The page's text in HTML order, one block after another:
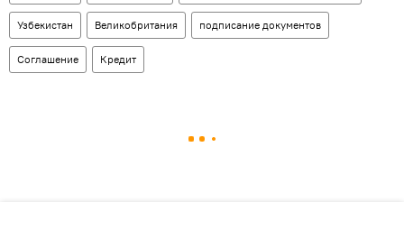
Узбекистан Великобритания подписание документов
Соглашение Кредит